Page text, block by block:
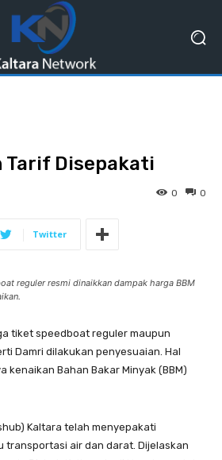
Tarif Disepakati
0
0
Twitter
reguler resmi dinaikkan dampak harga BBM
tiket speedboat reguler maupun
Damri dilakukan penyesuaian. Hal
kenaikan Bahan Bakar Minyak (BBM)
Kaltara telah menyepakati
transportasi air dan darat. Dijelaskan